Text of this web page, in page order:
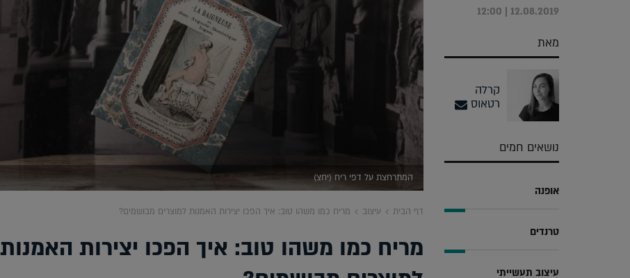
המתרחצת על דפי ריח (יחצ)
דף הבית עיצוב מריח כמו משהו טוב: איך הפכו יצירות האמנות למוצרים מבושמים?
מריח כמו משהו טוב: איך הפכו יצירות האמנות
12.08.2019 | 12:00
מאת
קרלה
רטאוס
נושאים חמים
אופנה
טרנדים
עיצוב תעשייתי